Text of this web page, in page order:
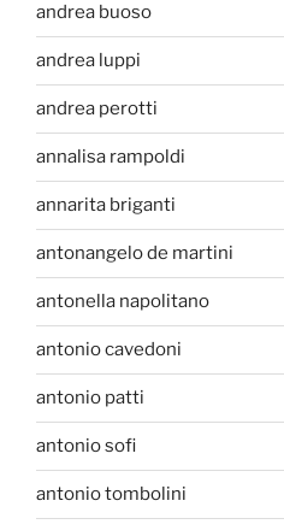
andrea buoso
andrea luppi
andrea perotti
annalisa rampoldi
annarita briganti
antonangelo de martini
antonella napolitano
antonio cavedoni
antonio patti
antonio sofi
antonio tombolini